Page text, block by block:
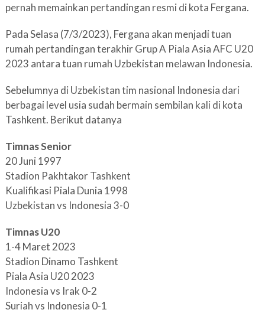
pernah memainkan pertandingan resmi di kota Fergana.
Pada Selasa (7/3/2023), Fergana akan menjadi tuan
rumah pertandingan terakhir Grup A Piala Asia AFC U20
2023 antara tuan rumah Uzbekistan melawan Indonesia.
Sebelumnya di Uzbekistan tim nasional Indonesia dari
berbagai level usia sudah bermain sembilan kali di kota
Tashkent. Berikut datanya
Timnas Senior
20 Juni 1997
Stadion Pakhtakor Tashkent
Kualifikasi Piala Dunia 1998
Uzbekistan vs Indonesia 3-0
Timnas U20
1-4 Maret 2023
Stadion Dinamo Tashkent
Piala Asia U20 2023
Indonesia vs Irak 0-2
Suriah vs Indonesia 0-1